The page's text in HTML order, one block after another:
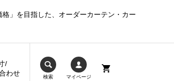
」を目指した、オーダーカーテン・カー
/
わせ
検索 マイページ